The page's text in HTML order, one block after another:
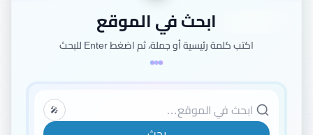
ابحث في الموقع
اكتب كلمة رئيسية أو جملة، ثم اضغط Enter للبحث
ابحث في الموقع… 🎤